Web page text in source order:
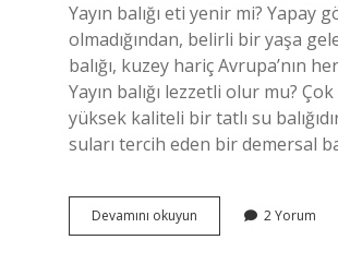
Yayın balığı eti yenir mi? Yapay
olmadığından, belirli bir yaşa
balığı, kuzey hariç Avrupa’nın
Yayın balığı lezzetli olur mu?
yüksek kaliteli bir tatlı su
suları tercih eden bir demersal
Devamını okuyun
Balığı
2 Yorum